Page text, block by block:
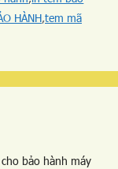
HÀNH,tem mã
bảo hành máy